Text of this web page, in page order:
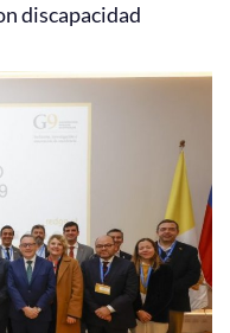
discapacidad